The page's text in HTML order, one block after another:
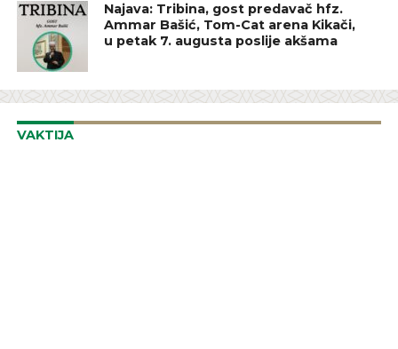
Najava: Tribina, gost predavač hfz.
Ammar Bašić, Tom-Cat arena Kikači,
u petak 7. augusta poslije akšama
VAKTIJA